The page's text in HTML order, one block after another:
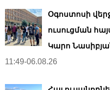
Օգոստոսի
ուսուցման
Կարո
11:49-06.08.26